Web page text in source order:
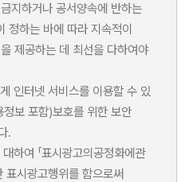
지하거나 공서양속에 반하는
정하는 바에 따라 지속적이
제공하는 데 최선을 다하여야
인터넷 서비스를 이용할 수 있
보 포함)보호를 위한 보안
.
하여 「표시광고의공정화에관
표시광고행위를 함으로써